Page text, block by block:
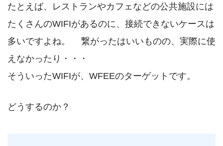
たとえば、レストランやカフェなどの公共施設には
たくさんのWIFIがあるのに、接続できないケースは
多いですよね。 繋がったはいいものの、実際に使
えなかったり・・・
そういったWIFIが、WFEEのターゲットです。
どうするのか？